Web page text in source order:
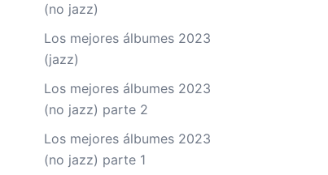
(no jazz)
Los mejores álbumes 2023
(jazz)
Los mejores álbumes 2023
(no jazz) parte 2
Los mejores álbumes 2023
(no jazz) parte 1